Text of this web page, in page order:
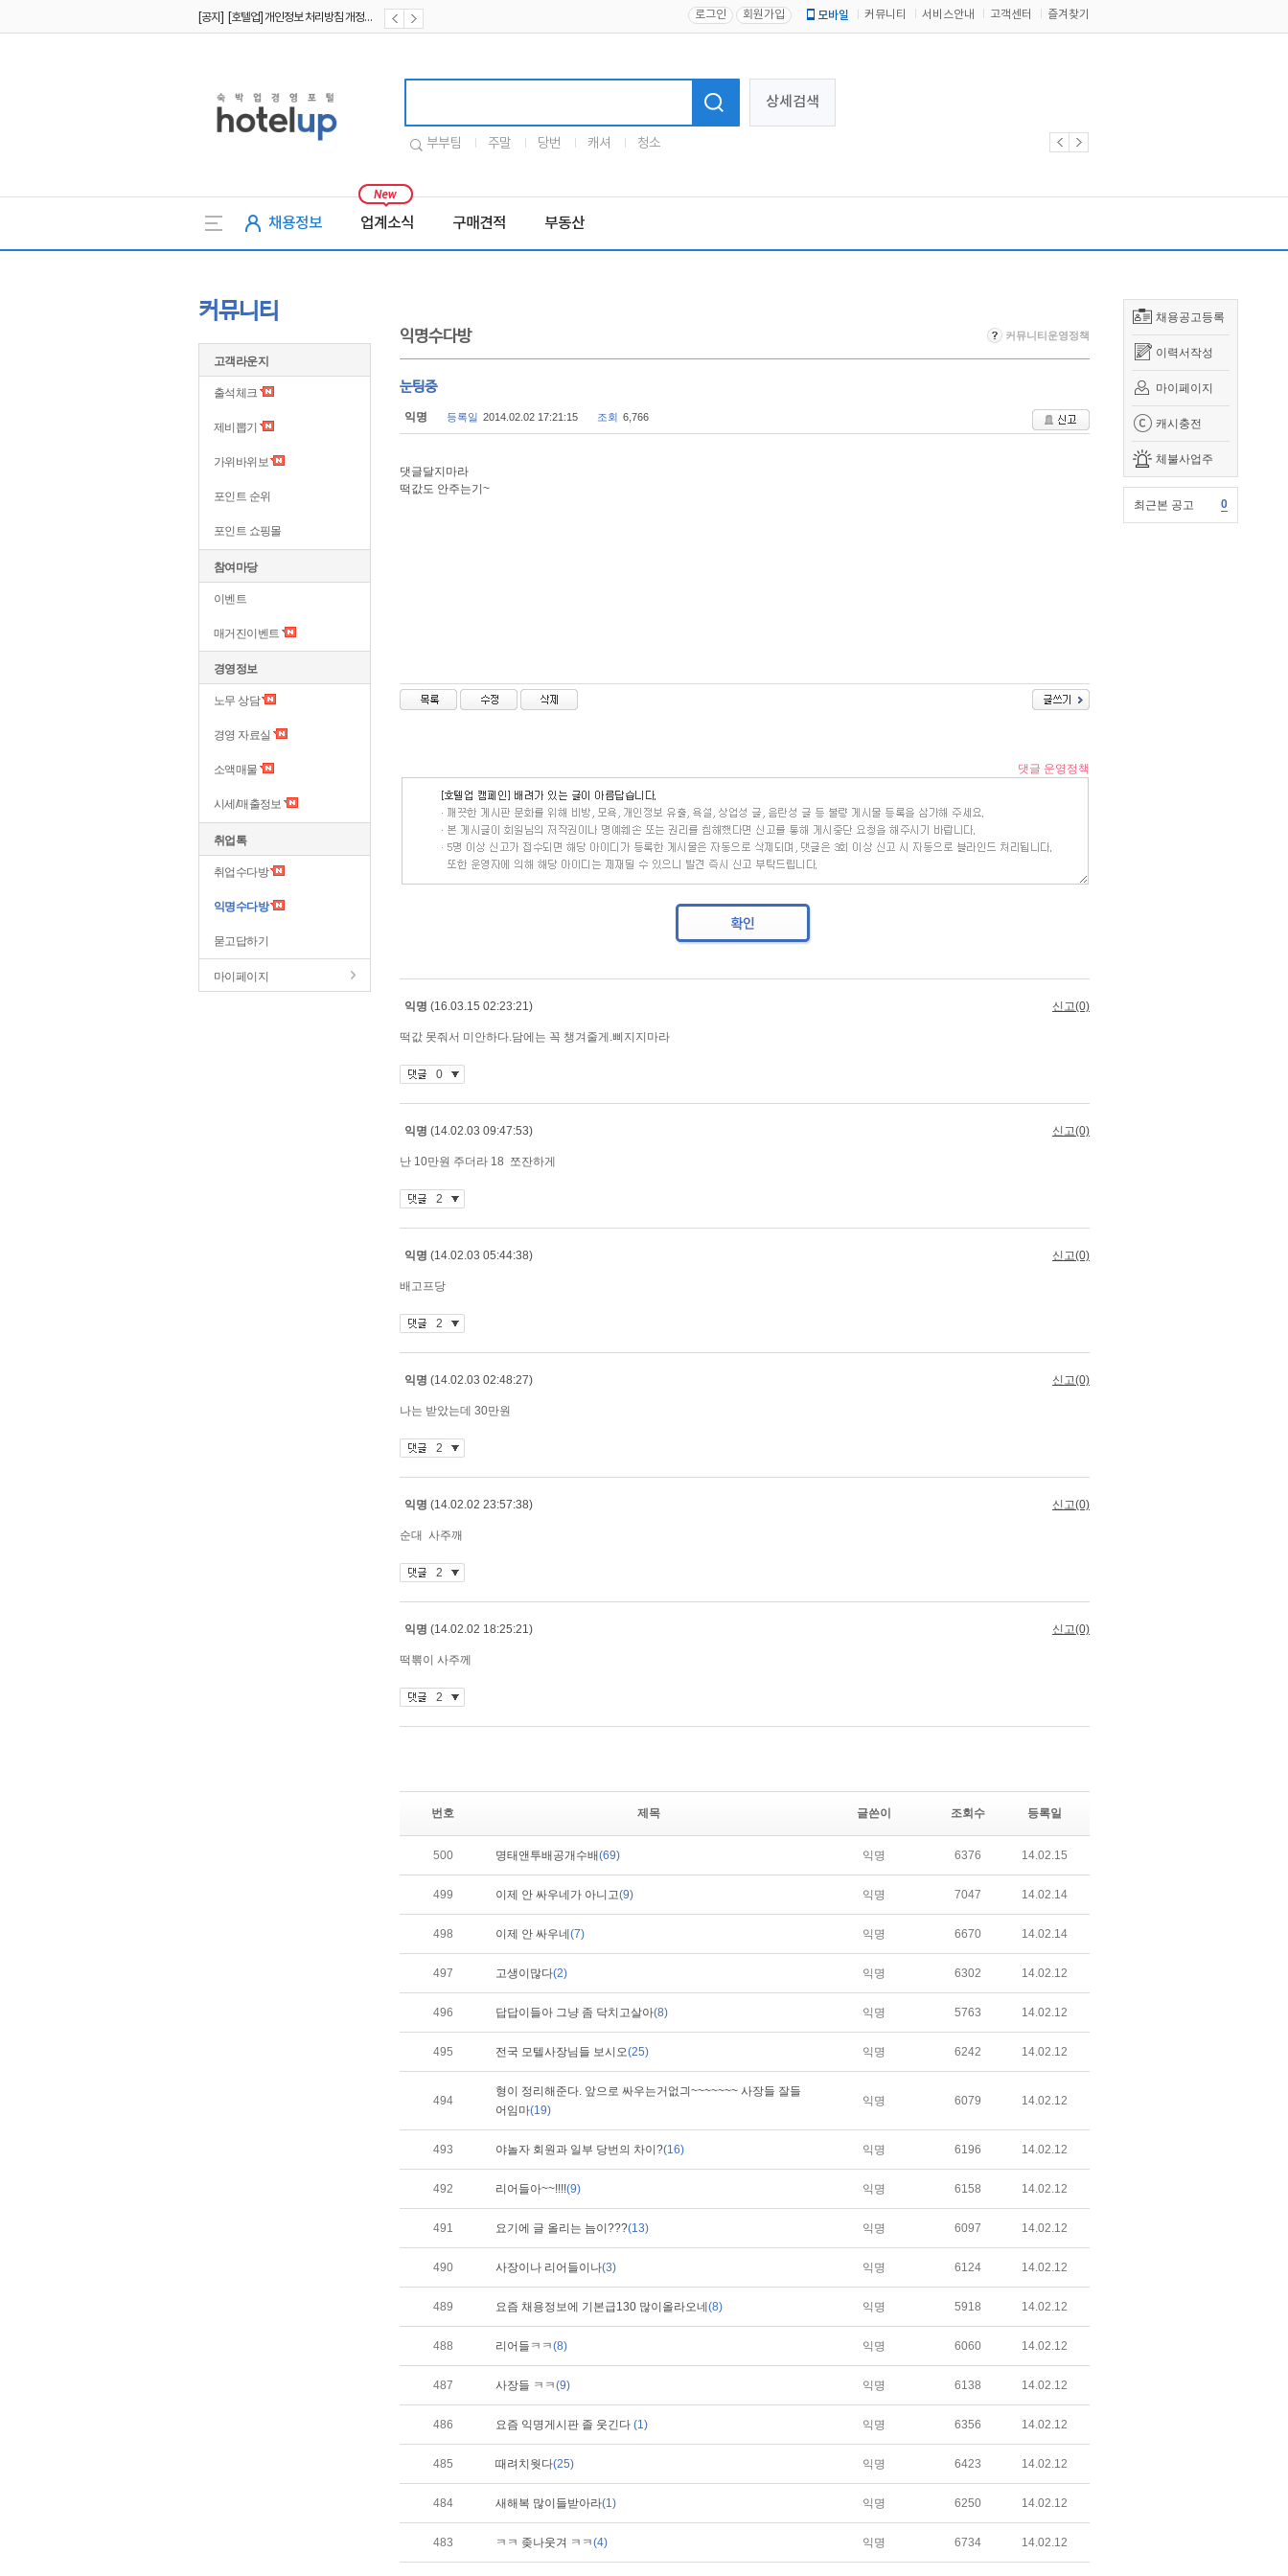
[공지] [호텔업] 개인정보 처리방침 개정본2 (19.09.02) 로그인 회원가입 모바일 커뮤니티 서비스안내 고객센터 즐겨찾기
상세검색
부부팀 주말 당번 캐셔 청소
채용정보 업계소식 구매견적 부동산
채용공고등록
이력서작성
마이페이지
캐시충전
체불사업주
최근본 공고 0
커뮤니티
고객라운지
출석체크
제비뽑기
가위바위보
포인트 순위
포인트 쇼핑몰
참여마당
이벤트
매거진이벤트
경영정보
노무 상담
경영 자료실
소액매물
시세/매출정보
취업톡
취업수다방
익명수다방
묻고답하기
마이페이지
익명수다방 커뮤니티운영정책
눈팅중
익명 등록일 2014.02.02 17:21:15 조회 6,766
댓글달지마라
떡값도 안주는기~
번호 제목 글쓴이 조회수 등록일
500 명태앤투배공개수배(69) 익명 6376 14.02.15
499 이제 안 싸우네가 아니고(9) 익명 7047 14.02.14
498 이제 안 싸우네 (7) 익명 6670 14.02.14
497 고생이많다(2) 익명 6302 14.02.12
496 답답이들아 그냥 좀 닥치고살아(8) 익명 5763 14.02.12
495 전국 모텔사장님들 보시오(25) 익명 6242 14.02.12
494
형이 정리해준다. 앞으로 싸우는거없긔~~~~~~~ 사장들 잘들
어임마(19)
익명 6079 14.02.12
493 야놀자 회원과 일부 당번의 차이?(16) 익명 6196 14.02.12
492 리어들아~~!!!!(9) 익명 6158 14.02.12
491 요기에 글 올리는 늠이???(13) 익명 6097 14.02.12
490 사장이나 리어들이나(3) 익명 6124 14.02.12
489 요즘 채용정보에 기본급130 많이올라오네 (8) 익명 5918 14.02.12
488 리어들ㅋㅋ(8) 익명 6060 14.02.12
487 사장들 ㅋㅋ(9) 익명 6138 14.02.12
486 요즘 익명게시판 졸 웃긴다 (1) 익명 6356 14.02.12
485 때려치웟다(25) 익명 6423 14.02.12
484 새해복 많이들받아라(1) 익명 6250 14.02.12
483 ㅋㅋ 좆나웃겨 ㅋㅋ(4) 익명 6734 14.02.12